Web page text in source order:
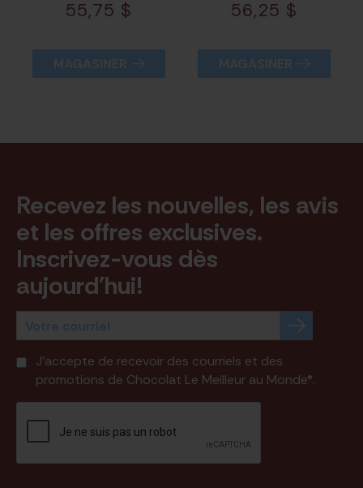
55,75 $
MAGASINER
56,25 $
MAGASINER
Recevez les nouvelles, les avis
et les offres exclusives.
Inscrivez-vous dès
aujourd'hui!
J'accepte de recevoir des courriels et des
promotions de Chocolat Le Meilleur au Monde®.